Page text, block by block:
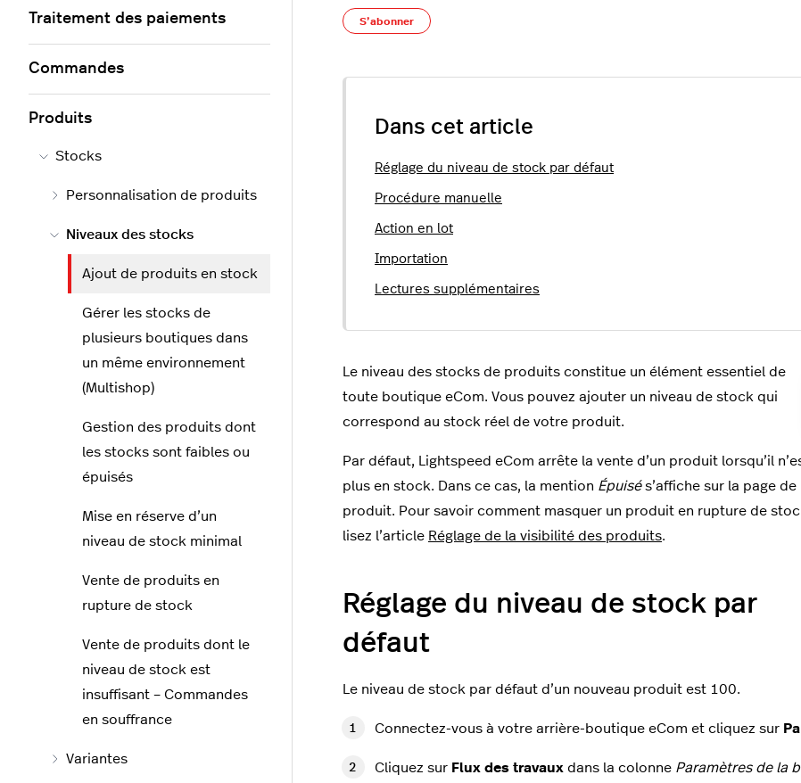
S’abonner
Dans cet article
Réglage du niveau de stock par défaut
Procédure manuelle
Action en lot
Importation
Lectures supplémentaires
Le niveau des stocks de produits constitue un élément essentiel de
toute boutique eCom. Vous pouvez ajouter un niveau de stock qui
correspond au stock réel de votre produit.
Par défaut, Lightspeed eCom arrête la vente d’un produit lorsqu’il
plus en stock. Dans ce cas, la mention Épuisés’affiche sur la page de
produit. Pour savoir comment masquer un produit en rupture de
lisez l’article Réglage de la visibilité des produits.
Réglage du niveau de stock par
défaut
Le niveau de stock par défaut d’un nouveau produit est 100.
Connectez-vous à votre arrière-boutique eCom et cliquez sur
Cliquez sur Flux des travaux dans la colonne Paramètres de la
Traitement des paiements
Commandes
Produits
Stocks
Personnalisation de produits
Niveaux des stocks
Ajout de produits en stock
Gérer les stocks de
plusieurs boutiques dans
un même environnement
(Multishop)
Gestion des produits dont
les stocks sont faibles ou
épuisés
Mise en réserve d’un
niveau de stock minimal
Vente de produits en
rupture de stock
Vente de produits dont le
niveau de stock est
insuffisant – Commandes
en souffrance
Variantes